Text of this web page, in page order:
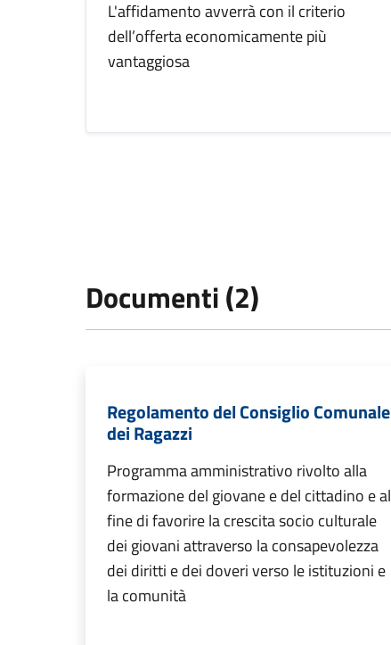
L'affidamento avverrà con il criterio
dell’offerta economicamente più
vantaggiosa
Documenti (2)
Regolamento del Consiglio Comunale
dei Ragazzi
Programma amministrativo rivolto alla
formazione del giovane e del cittadino e al
fine di favorire la crescita socio culturale
dei giovani attraverso la consapevolezza
dei diritti e dei doveri verso le istituzioni e
la comunità